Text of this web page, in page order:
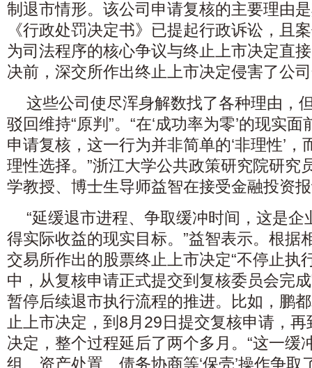
制退市情形。该公司申请复核的主要理由
《行政处罚决定书》已提起行政诉讼，且
为司法程序的核心争议与终止上市决定直
决前，深交所作出终止上市决定侵害了公
这些公司使尽浑身解数找了各种理由，
驳回维持“原判”。“在‘成功率为零’的现实
申请复核，这一行为并非简单的‘非理性’
理性选择。”浙江大学公共政策研究院研究
学教授、博士生导师益智在接受金融投资
“延缓退市进程、争取缓冲时间，这是
得实际收益的现实目标。”益智表示。根据
交易所作出的股票终止上市决定“不停止执
中，从复核申请正式提交到复核委员会完
暂停后续退市执行流程的推进。比如，鹏
止上市决定，到8月29日提交复核申请，
决定，整个过程延后了两个多月。“这一缓
组、资产处置、债务协商等‘保壳’操作争取